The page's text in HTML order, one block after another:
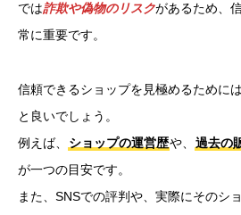
では詐欺や偽物のリスクがあるため、
常に重要です。
信頼できるショップを見極めるために
と良いでしょう。
例えば、
ショップの運営歴や、 過去の
が一つの目安です。
また、SNSでの評判や、実際にそのシ